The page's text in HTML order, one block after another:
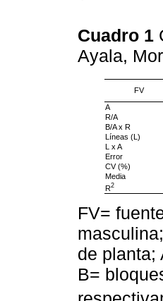
Cuadro 1
Ayala,
FV
A
R/A
B/A x R
Líneas (L)
L x A
Error
CV (%)
Media
R2
FV=
de planta;
B=